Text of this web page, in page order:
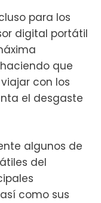
para los
digital portátil
que
con los
el desgaste
algunos de
del
como sus